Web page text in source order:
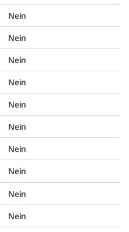
Nein
Nein
Nein
Nein
Nein
Nein
Nein
Nein
Nein
Nein